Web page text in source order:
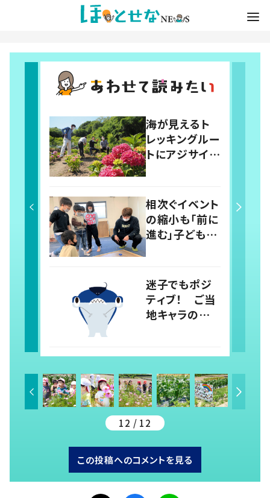
海が見えるト
レッキングルー
トにアジサイ畑
が花を添え
市に地域住民
の仕掛けた新
スポット！
相次ぐイベント
の縮小も「前に
進む」子どもた
ち…コロナ禍
指導員が感じ
たこと
迷子でもポジ
ティブ！ ご当
地キャラの新
は学びの要素
満載のシュモ
クザメ
12 / 12
この投稿へのコメントを見る